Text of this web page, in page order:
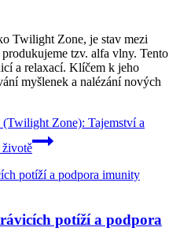
Twilight Zone, je stav mezi
tzv. alfa vlny. Tento
a relaxací. Klíčem k jeho
myšlenek a nalézání nových
(Twilight Zone): Tajemství a
potíží a podpora